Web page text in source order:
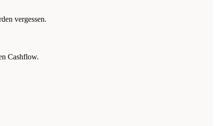
vergessen.
Cashflow.